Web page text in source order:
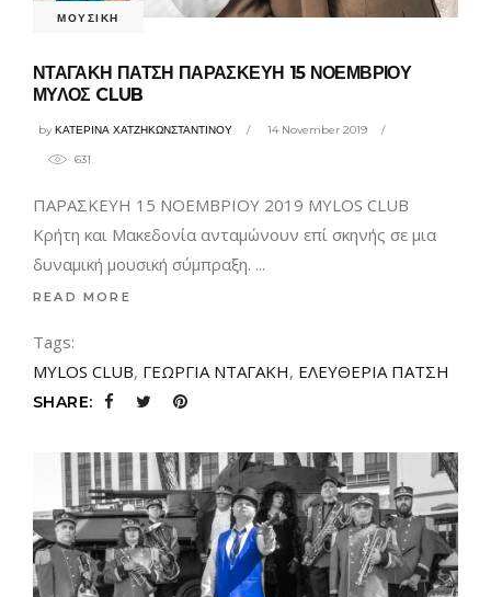
ΜΟΥΣΙΚΗ
ΝΤΑΓΑΚΗ ΠΑΤΣΗ ΠΑΡΑΣΚΕΥΗ 15 ΝΟΕΜΒΡΙΟΥ
ΜΥΛΟΣ CLUB
byΚΑΤΕΡΙΝΑ ΧΑΤΖΗΚΩΝΣΤΑΝΤΙΝΟΥ 14 November 2019
631
ΠΑΡΑΣΚΕΥΗ 15 ΝΟΕΜΒΡΙΟΥ 2019 MYLOS CLUB
Κρήτη και Μακεδονία ανταμώνουν επί σκηνής σε μια
δυναμική μουσική σύμπραξη.
READ MORE
Tags:
MYLOS CLUB, ΓΕΩΡΓΙΑ ΝΤΑΓΑΚΗ, ΕΛΕΥΘΕΡΙΑ ΠΑΤΣΗ
SHARE: